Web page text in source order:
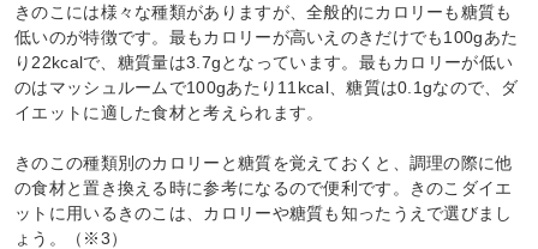
きのこには様々な種類がありますが、全般的にカロリーも糖質も
低いのが特徴です。最もカロリーが高いえのきだけでも100gあた
り22kcalで、糖質量は3.7gとなっています。最もカロリーが低い
のはマッシュルームで100gあたり11kcal、糖質は0.1gなので、ダ
イエットに適した食材と考えられます。
きのこの種類別のカロリーと糖質を覚えておくと、調理の際に他
の食材と置き換える時に参考になるので便利です。きのこダイエ
ットに用いるきのこは、カロリーや糖質も知ったうえで選びまし
ょう。（※3）